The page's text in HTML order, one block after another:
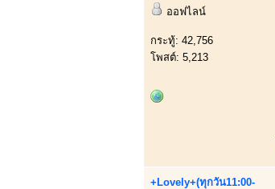
ออฟไลน์
กระทู้: 42,756
โพสต์: 5,213
+Lovely+(ทุกวัน11:00-